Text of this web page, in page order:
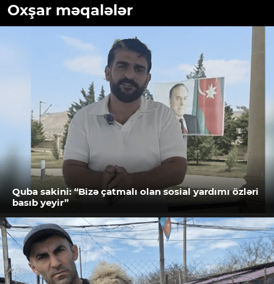
Oxşar məqalələr
Quba sakini: “Bizə çatmalı olan sosial yardımı özləri
basıb yeyir”